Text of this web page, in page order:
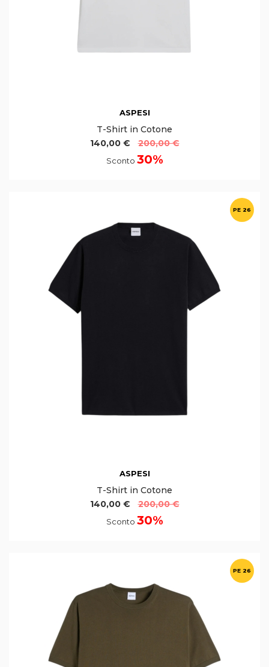
ASPESI
T-Shirt in Cotone
140,00 €
200,00 €
Sconto 30%
PE 26
ASPESI
T-Shirt in Cotone
140,00 €
200,00 €
Sconto 30%
PE 26